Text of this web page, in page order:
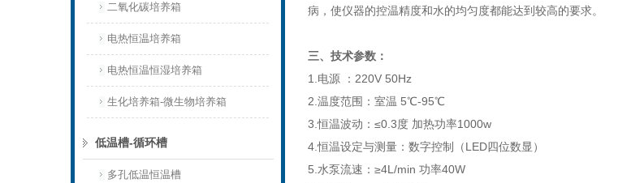
二氧化碳培养箱
电热恒温培养箱
电热恒温恒湿培养箱
生化培养箱-微生物培养箱
低温槽-循环槽
多孔低温恒温槽
病，使仪器的控温精度和水的均匀度都能达到较高的要求。
三、技术参数：
1.电源 ：220V 50Hz
2.温度范围：室温 5℃-95℃
3.恒温波动：≤0.3度 加热功率1000w
4.恒温设定与测量：数字控制（LED四位数显）
5.水泵流速：≥4L/min 功率40W